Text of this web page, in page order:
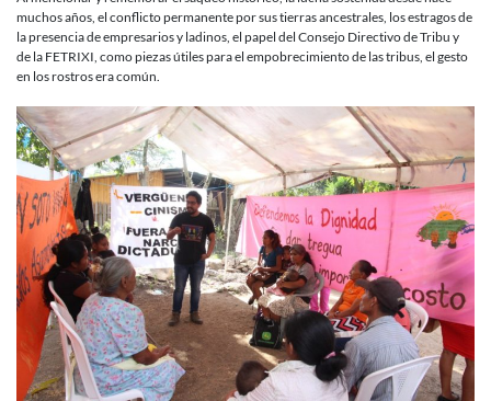
muchos años, el conflicto permanente por sus tierras ancestrales, los estragos de
la presencia de empresarios y ladinos, el papel del Consejo Directivo de Tribu y
de la FETRIXI, como piezas útiles para el empobrecimiento de las tribus, el gesto
en los rostros era común.